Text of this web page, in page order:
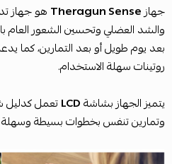
جهازTheragun Sense هو جهاز
والشد العضلي وتحسين الشعور العام
بعد يوم طويل أو بعد التمارين، كما
روتينات سهلة الاستخدام.
يتميز الجهاز بشاشةLCDتعمل كدليل
وتمارين تنفس بخطوات بسيطة وسهلة